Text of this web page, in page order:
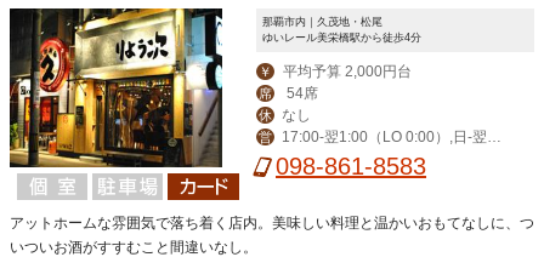
那覇市内｜久茂地・松尾
ゆいレール美栄橋駅から徒歩4分
￥ 平均予算 2,000円台
席 54席
休 なし
営
17:00-翌1:00（LO 0:00）,日-翌0:
30（LO 23:30）
098-861-8583
アットホームな雰囲気で落ち着く店内。美味しい料理と温かいおもてなしに、つ
いついお酒がすすむこと間違いなし。